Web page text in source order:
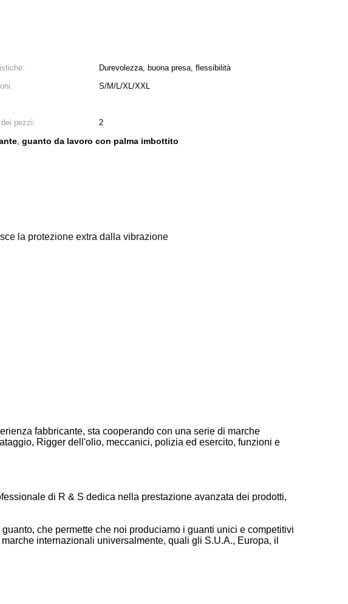
Durevolezza, buona presa, flessibilità
S/M/L/XL/XXL
dei pezzi:
2
, guanto da lavoro con palma imbottito
la protezione extra dalla vibrazione
fabbricante, sta cooperando con una serie di marche
Rigger dell'olio, meccanici, polizia ed esercito, funzioni e
di R & S dedica nella prestazione avanzata dei prodotti,
che permette che noi produciamo i guanti unici e competitivi
internazionali universalmente, quali gli S.U.A., Europa, il